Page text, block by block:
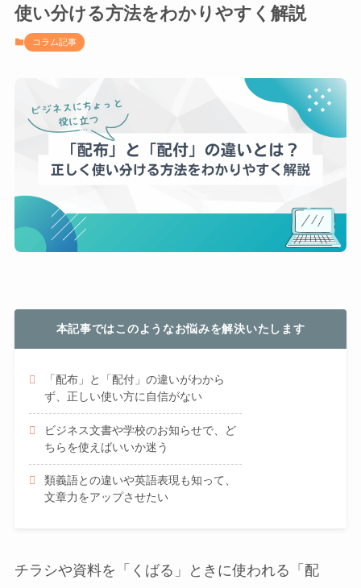
使い分ける方法をわかりやすく解説
コラム記事
本記事ではこのようなお悩みを解決いたします
「配布」と「配付」の違いがわから
ず、正しい使い方に自信がない
ビジネス文書や学校のお知らせで、ど
ちらを使えばいいか迷う
類義語との違いや英語表現も知って、
文章力をアップさせたい
チラシや資料を「くばる」ときに使われる「配